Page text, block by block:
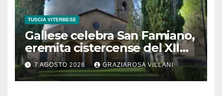
TUSCIA VITERBESE
Gallese celebra San Famiano,
eremita cistercense del XII
secolo
7 AGOSTO 2026 GRAZIAROSA VILLANI